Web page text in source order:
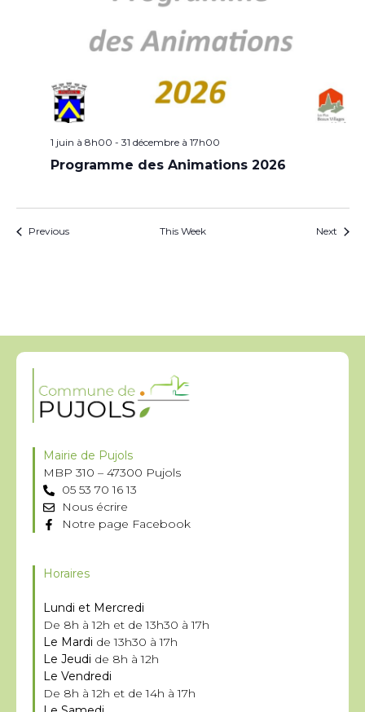
1 juin à 8h00 - 31 décembre à 17h00
Programme des Animations 2026
Previous This Week Next
Mairie de Pujols
MBP 310 – 47300 Pujols
05 53 70 16 13
Nous écrire
Notre page Facebook
Horaires
Lundi et Mercredi
De 8h à 12h et de 13h30 à 17h
Le Mardi de 13h30 à 17h
Le Jeudi de 8h à 12h
Le Vendredi
De 8h à 12h et de 14h à 17h